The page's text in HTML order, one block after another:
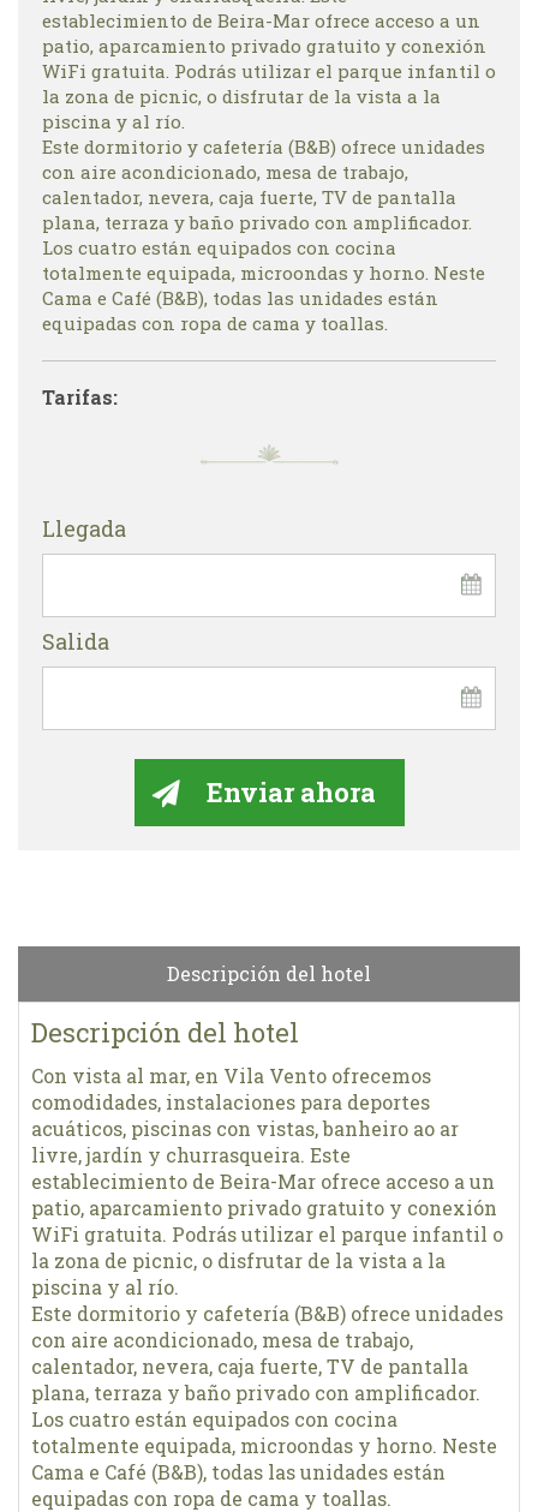
establecimiento de Beira-Mar ofrece acceso a un
patio, aparcamiento privado gratuito y conexión
WiFi gratuita. Podrás utilizar el parque infantil o
la zona de picnic, o disfrutar de la vista a la
piscina y al río.
Este dormitorio y cafetería (B&B) ofrece unidades
con aire acondicionado, mesa de trabajo,
calentador, nevera, caja fuerte, TV de pantalla
plana, terraza y baño privado con amplificador.
Los cuatro están equipados con cocina
totalmente equipada, microondas y horno. Neste
Cama e Café (B&B), todas las unidades están
equipadas con ropa de cama y toallas.
Tarifas:
Llegada
Salida
Descripción del hotel
Descripción del hotel
Con vista al mar, en Vila Vento ofrecemos
comodidades, instalaciones para deportes
acuáticos, piscinas con vistas, banheiro ao ar
livre, jardín y churrasqueira. Este
establecimiento de Beira-Mar ofrece acceso a un
patio, aparcamiento privado gratuito y conexión
WiFi gratuita. Podrás utilizar el parque infantil o
la zona de picnic, o disfrutar de la vista a la
piscina y al río.
Este dormitorio y cafetería (B&B) ofrece unidades
con aire acondicionado, mesa de trabajo,
calentador, nevera, caja fuerte, TV de pantalla
plana, terraza y baño privado con amplificador.
Los cuatro están equipados con cocina
totalmente equipada, microondas y horno. Neste
Cama e Café (B&B), todas las unidades están
equipadas con ropa de cama y toallas.